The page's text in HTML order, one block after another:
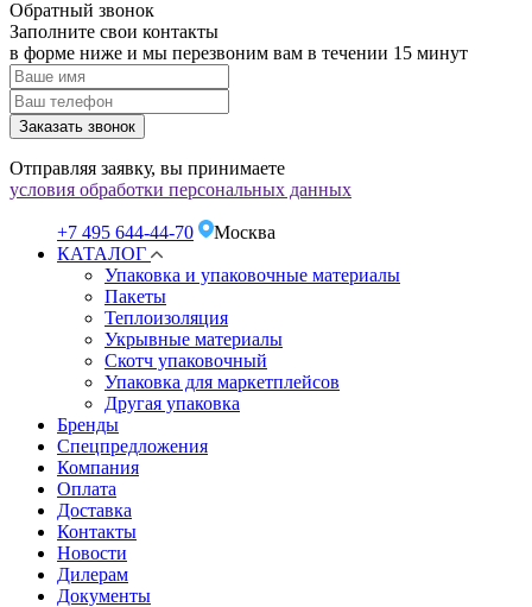
Обратный звонок
Заполните свои контакты
в форме ниже и мы перезвоним вам в течении 15 минут
Заказать звонок
Отправляя заявку, вы принимаете
условия обработки персональных данных
+7 495 644-44-70
Москва
КАТАЛОГ
Упаковка и упаковочные материалы
Пакеты
Теплоизоляция
Укрывные материалы
Скотч упаковочный
Упаковка для маркетплейсов
Другая упаковка
Бренды
Спецпредложения
Компания
Оплата
Доставка
Контакты
Новости
Дилерам
Документы